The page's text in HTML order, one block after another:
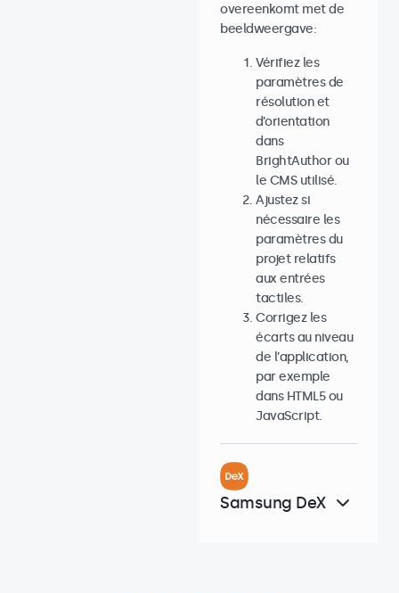
overeenkomt met de
beeldweergave:
Vérifiez les
paramètres de
résolution et
d’orientation
dans
BrightAuthor ou
le CMS utilisé.
Ajustez si
nécessaire les
paramètres du
projet relatifs
aux entrées
tactiles.
Corrigez les
écarts au niveau
de l’application,
par exemple
dans HTML5 ou
JavaScript.
Samsung DeX